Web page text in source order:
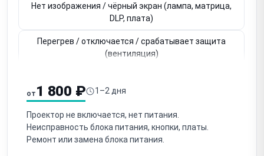
Нет изображения / чёрный экран (лампа, матрица,
DLP, плата)
Перегрев / отключается / срабатывает защита
(вентиляция)
проектора)
Цветные пятна / нарушение цвета (DLP-чип DMD /
LCD-матрица)
от 1 800 ₽ 1–2 дня
Проектор не включается, нет питания.
Неисправность блока питания, кнопки, платы.
Ремонт или замена блока питания.